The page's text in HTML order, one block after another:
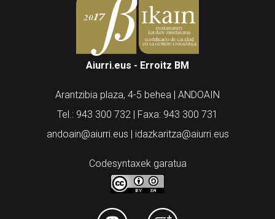
Aiurri.eus - Erroitz BM
Arantzibia plaza, 4-5 behea | ANDOAIN
Tel.: 943 300 732 | Faxa: 943 300 731
andoain@aiurri.eus | idazkaritza@aiurri.eus
Codesyntaxek garatua